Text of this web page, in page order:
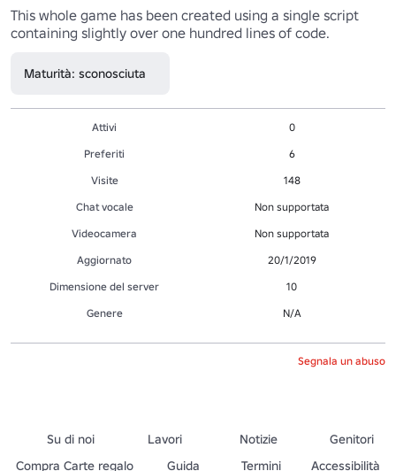
This whole game has been created using a single script
containing slightly over one hundred lines of code.
Maturità: sconosciuta
Attivi
0
Preferiti
6
Visite
148
Chat vocale
Non supportata
Videocamera
Non supportata
Aggiornato
20/1/2019
Dimensione del server
10
Genere
N/A
Segnala un abuso
Su di noi Lavori Notizie
Genitori
Compra Carte regalo
Guida Termini Accessibilità